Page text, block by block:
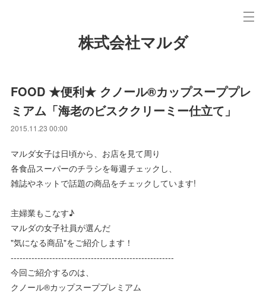
株式会社マルダ
FOOD ★便利★ クノール®カップスーププレ
ミアム「海老のビスククリーミー仕立て」
2015.11.23 00:00
マルダ女子は日頃から、お店を見て周り
各食品スーパーのチラシを毎週チェックし、
雑誌やネットで話題の商品をチェックしています!
主婦業もこなす♪
マルダの女子社員が選んだ
"気になる商品"をご紹介します！
-------------------------------------------------------
今回ご紹介するのは、
クノール®カップスーププレミアム